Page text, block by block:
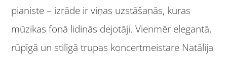
pianiste – izrāde ir viņas uzstāšanās, kuras
mūzikas fonā lidinās dejotāji. Vienmēr elegantā,
rūpīgā un stilīgā trupas koncertmeistare Natālija